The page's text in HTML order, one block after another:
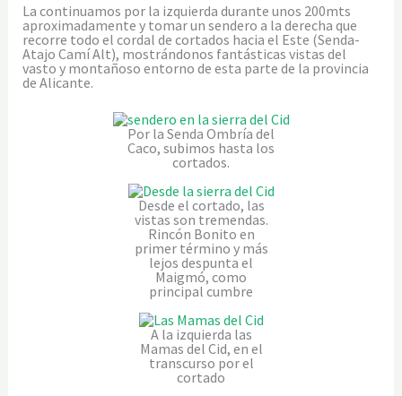
La continuamos por la izquierda durante unos 200mts
aproximadamente y tomar un sendero a la derecha que
recorre todo el cordal de cortados hacia el Este (Senda-
Atajo Camí Alt), mostrándonos fantásticas vistas del
vasto y montañoso entorno de esta parte de la provincia
de Alicante.
Por la Senda Ombría del
Caco, subimos hasta los
cortados.
Desde el cortado, las
vistas son tremendas.
Rincón Bonito en
primer término y más
lejos despunta el
Maigmó, como
principal cumbre
A la izquierda las
Mamas del Cid, en el
transcurso por el
cortado